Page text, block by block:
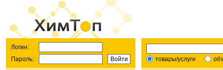
Логин:
Пароль:
товары/услуги